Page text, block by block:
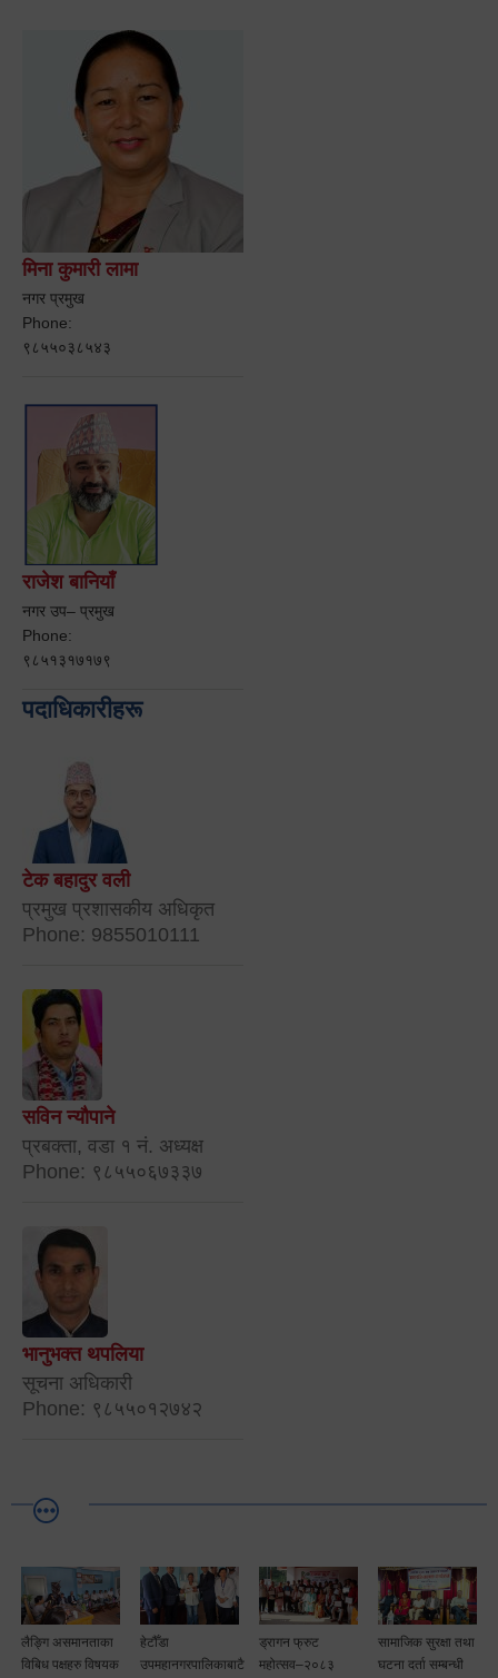
मिना कुमारी लामा
नगर प्रमुख
Phone:
९८५५०३८५४३
राजेश बानियाँ
नगर उप– प्रमुख
Phone:
९८५१३१७१७९
पदाधिकारीहरू
टेक बहादुर वली
प्रमुख प्रशासकीय अधिकृत
Phone: 9855010111
सविन न्यौपाने
प्रबक्ता, वडा १ नं. अध्यक्ष
Phone: ९८५५०६७३३७
भानुभक्त थपलिया
सूचना अधिकारी
Phone: ९८५५०१२७४२
लैङ्गि असमानताका
विबिध पक्षहरु विषयक
हेटौँडा
उपमहानगरपालिकाबाटै
ड्रागन फ्रुट
महोत्सव–२०८३
सामाजिक सुरक्षा तथा
घटना दर्ता सम्बन्धी